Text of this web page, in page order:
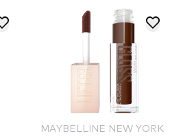
MAYBELLINE NEW YORK